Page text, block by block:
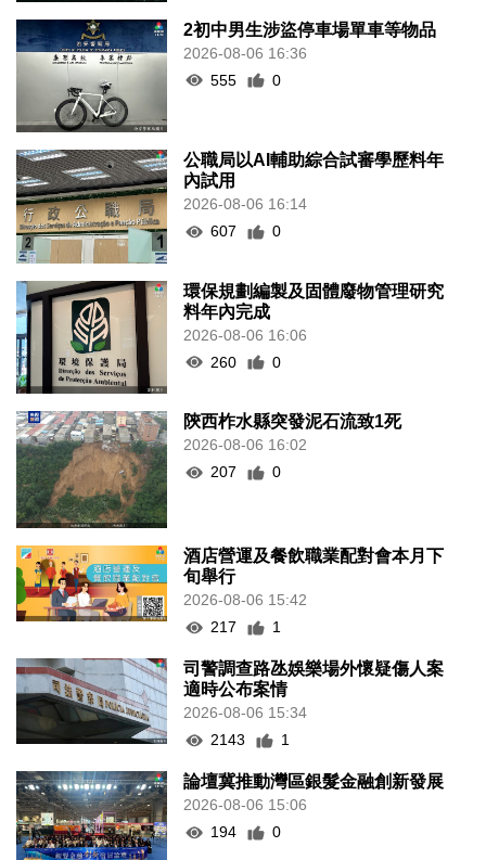
2初中男生涉盜停車場單車等物品
2026-08-06 16:36
555
0
公職局以AI輔助綜合試審學歷料年
內試用
2026-08-06 16:14
607
0
環保規劃編製及固體廢物管理研究
料年內完成
2026-08-06 16:06
260
0
陝西柞水縣突發泥石流致1死
2026-08-06 16:02
207
0
酒店營運及餐飲職業配對會本月下
旬舉行
2026-08-06 15:42
217
1
司警調查路氹娛樂場外懷疑傷人案
適時公布案情
2026-08-06 15:34
2143
1
論壇冀推動灣區銀髮金融創新發展
2026-08-06 15:06
194
0